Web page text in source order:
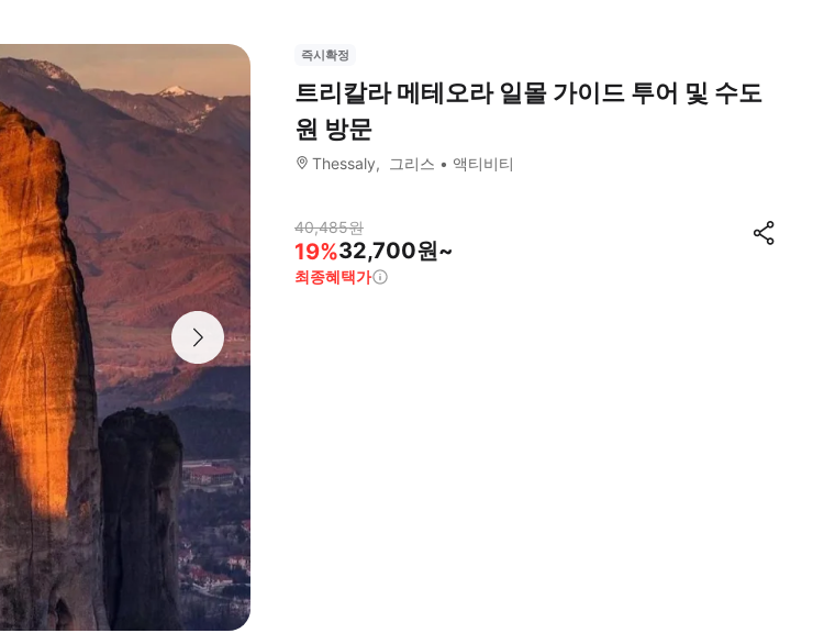
즉시확정
트리칼라 메테오라 일몰 가이드 투어 및 수도
원 방문
Thessaly 그리스 액티비티
40,485원
19%32,700원~
최종혜택가